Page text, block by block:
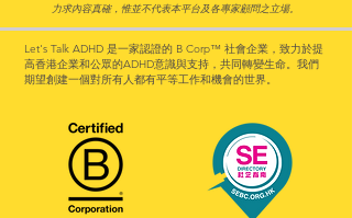
力求內容真確，惟並不代表本平台及各專家顧問之立場。
Let's Talk ADHD 是一家認證的 B Corp™ 社會企業，致力於提
高香港企業和公眾的ADHD意識與支持，共同轉變生命。 我們
期望創建一個對所有人都有平等工作和機會的世界。